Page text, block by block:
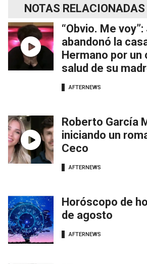
NOTAS RELACIONADAS
“Obvio. Me
abandonó la
Hermano por un
salud de su
AFTERNEWS
Roberto García
iniciando un
Ceco
AFTERNEWS
Horóscopo de
de agosto
AFTERNEWS